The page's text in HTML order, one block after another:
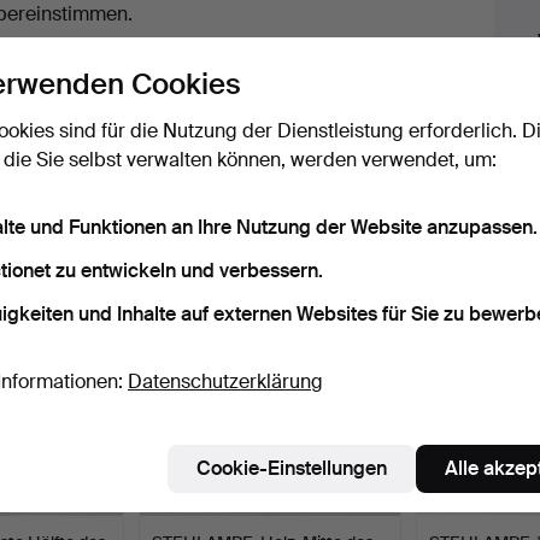
zu erhalten, sobald dieses Objekt
ist.
die mit Ihrer Suche
Cookies
sind für die Nutzung der Dienstleistung erforderlich.
Sie selbst verwalten können, werden verwendet, um:
und Funktionen an Ihre Nutzung der Website anzupassen.
zu entwickeln und verbessern.
und Inhalte auf externen Websites für Sie zu
Datenschutzerklärung
Cookie-Einstellungen Alle